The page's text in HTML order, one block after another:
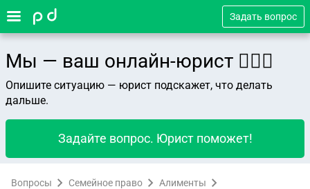
Задать вопрос
Мы — ваш онлайн-юрист 👨🏻‍⚖️
Опишите ситуацию — юрист подскажет, что делать
дальше.
Задайте вопрос. Юрист поможет!
Вопросы Семейное право Алименты